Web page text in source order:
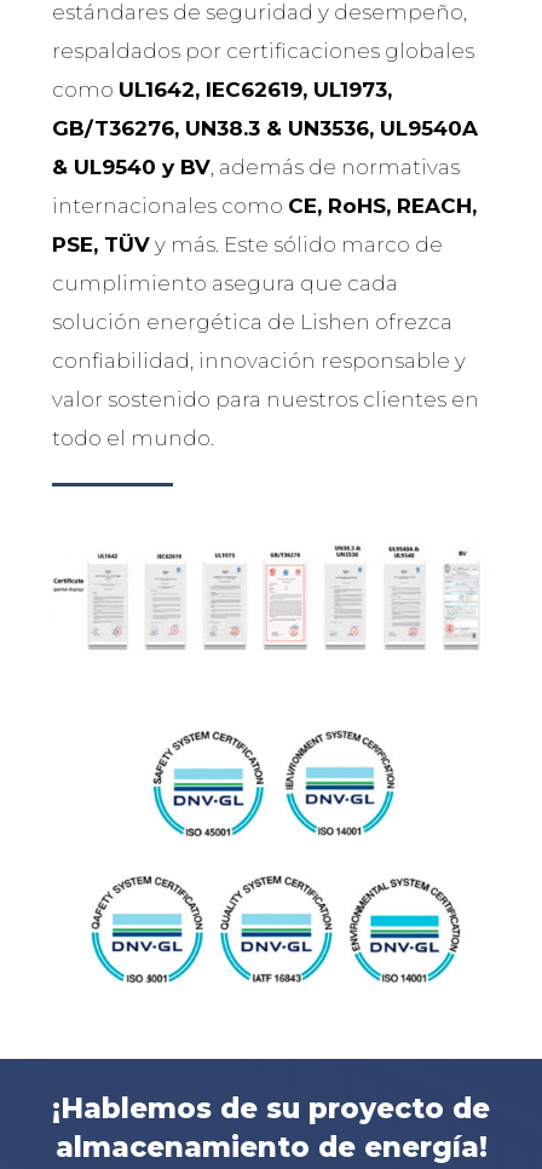
estándares de seguridad y desempeño,
respaldados por certificaciones globales
como UL1642, IEC62619, UL1973,
GB/T36276, UN38.3 & UN3536, UL9540A
& UL9540 y BV, además de normativas
internacionales como CE, RoHS, REACH,
PSE, TÜVy más. Este sólido marco de
cumplimiento asegura que cada
solución energética de Lishen ofrezca
confiabilidad, innovación responsable y
valor sostenido para nuestros clientes en
todo el mundo.
¡Hablemos de su proyecto de
almacenamiento de energía!